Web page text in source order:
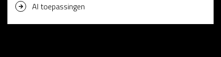
AI toepassingen